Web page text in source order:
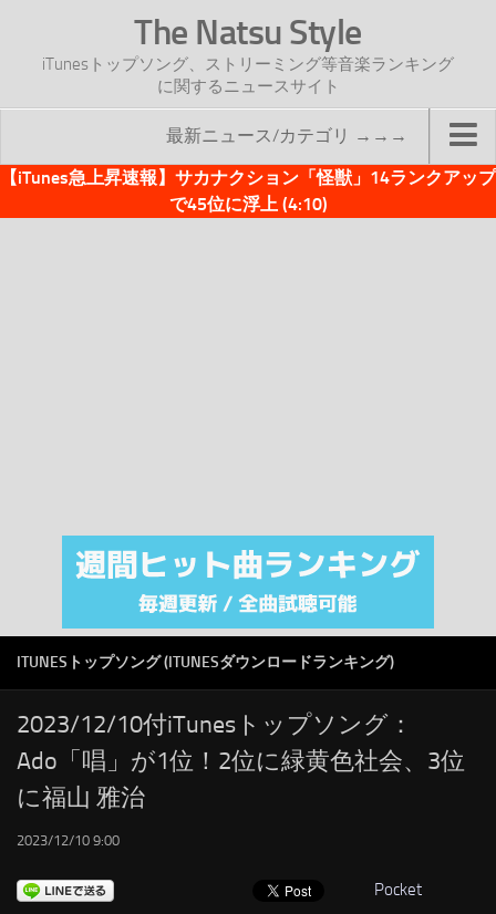
The Natsu Style
iTunesトップソング、ストリーミング等音楽ランキング
に関するニュースサイト
最新ニュース/カテゴリ →→→
TOP
注目カテゴリ
オリジナルiTunes週間トップソング
RSS
LINKS
【iTunes急上昇速報】サカナクション「怪獣」14ランクアップ
で45位に浮上 (4:10)
ITUNESトップソング (ITUNESダウンロードランキング)
2023/12/10付iTunesトップソング：
Ado「唱」が1位！2位に緑黄色社会、3位
に福山 雅治
2023/12/10 9:00
Pocket